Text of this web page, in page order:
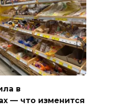
в
— что изменится